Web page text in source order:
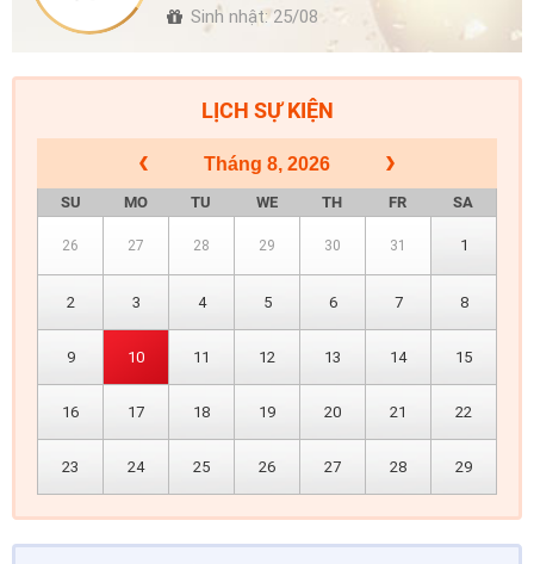
Sinh nhật: 25/08
LỊCH SỰ KIỆN
Tháng 8, 2026
SU MO TU WE TH FR SA
26 27 28 29 30 31 1
2 3 4 5 6 7 8
9 10 11 12 13 14 15
16 17 18 19 20 21 22
23 24 25 26 27 28 29